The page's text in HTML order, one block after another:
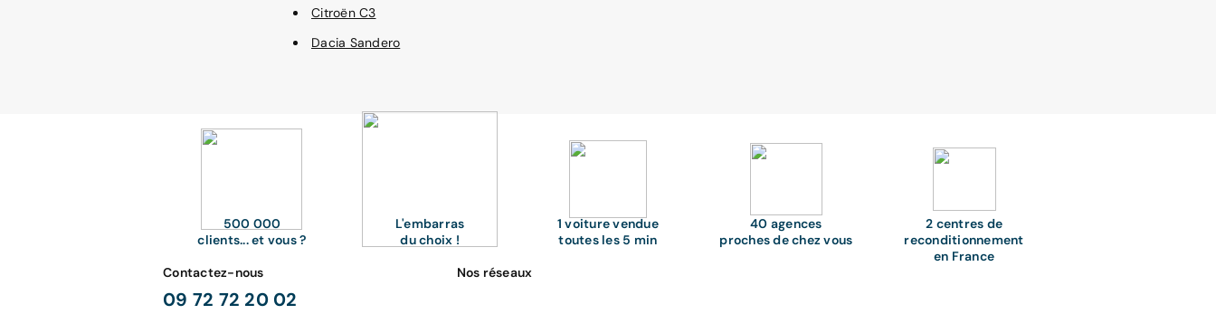
Citroën C3
Dacia Sandero
500 000
clients... et vous ?
L'embarras
du choix !
1 voiture vendue
toutes les 5 min
40 agences
proches de chez vous
2 centres de
reconditionnement
en France
Contactez-nous
09 72 72 20 02
Nos réseaux